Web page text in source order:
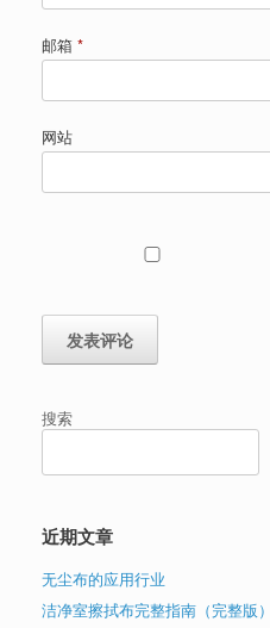
邮箱 *
网站
搜索
近期文章
无尘布的应用行业
洁净室擦拭布完整指南（完整版）